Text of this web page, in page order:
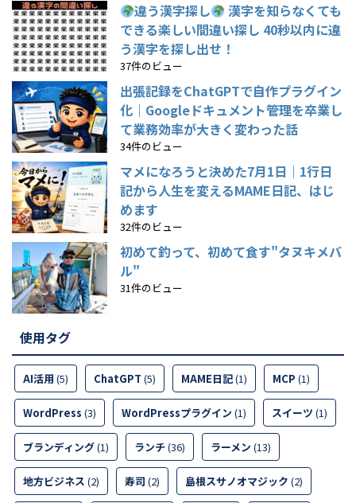
違う漢字探し
漢字を知らなくても
できる楽しい間違い探し 40秒以内に違
う漢字を探し出せ！
37件のビュー
出張記録をChatGPTで自作プラグイン
化｜Googleドキュメント管理を卒業し
て業務効率が大きく変わった話
34件のビュー
マメになろうと決めた7月1日｜1行日
記から人生を変えるMAME日記、はじ
めます
32件のビュー
初めて釣って、初めて食す"タヌキメバ
ル"
31件のビュー
使用タグ
AI活用 (5) ChatGPT (5) MAME日記(1) MCP (1)
WordPress (3) WordPressプラグイン (1) スイーツ (1)
ブランディング(1) ランチ(36) ラーメン (13)
地方ビジネス (2) 寿司 (2) 島根スサノオマジック (2)